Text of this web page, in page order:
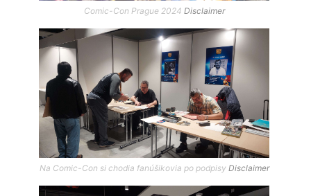
Comic-Con Prague 2024 Disclaimer
Na Comic-Con si chodia fanúšikovia po podpisy Disclaimer